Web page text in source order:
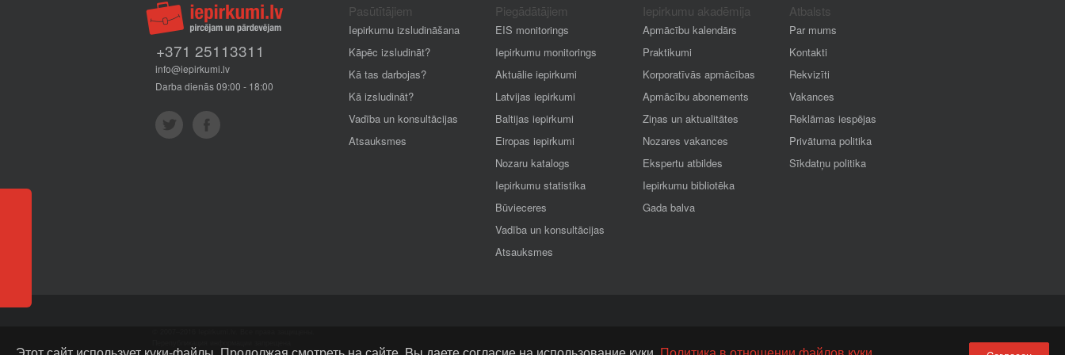
+371 25113311
info@iepirkumi.lv
Darba dienās 09:00 - 18:00
Pasūtītājiem
Iepirkumu izsludināšana
Kāpēc izsludināt?
Kā tas darbojas?
Kā izsludināt?
Vadība un konsultācijas
Atsauksmes
Piegādātājiem
EIS monitorings
Iepirkumu monitorings
Aktuālie iepirkumi
Latvijas iepirkumi
Baltijas iepirkumi
Eiropas iepirkumi
Nozaru katalogs
Iepirkumu statistika
Būvieceres
Vadība un konsultācijas
Atsauksmes
Iepirkumu akadēmija
Apmācību kalendārs
Praktikumi
Korporatīvās apmācības
Apmācību abonements
Ziņas un aktualitātes
Nozares vakances
Ekspertu atbildes
Iepirkumu bibliotēka
Gada balva
Atbalsts
Par mums
Kontakti
Rekvizīti
Vakances
Reklāmas iespējas
Privātuma politika
Sīkdatņu politika